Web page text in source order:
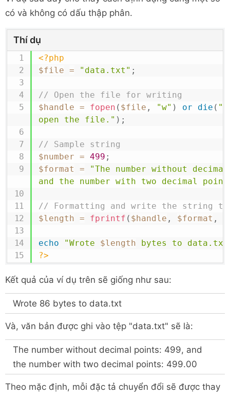
có và không có dấu thập phân.
Thí dụ
<?php
$file = "data.txt" ;
// Open the file for writing
$handle = fopen ( $file , "w" ) or die (
open the file." ) ;
// Sample string
$number = 499 ;
$format
=
"The number without
and the number with two decimal
// Formatting and write the string
$length = fprintf ( $handle , $format ,
echo "Wrote $length bytes to
?>
Kết quả của ví dụ trên sẽ giống như sau:
Wrote 86 bytes to data.txt
Và, văn bản được ghi vào tệp "data.txt" sẽ là:
The number without decimal points: 499, and
the number with two decimal points: 499.00
Theo mặc định, mỗi đặc tả chuyển đổi sẽ được thay